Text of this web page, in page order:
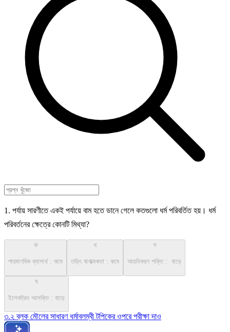
1. পর্যায় সারণীতে একই পর্যায়ে বাম হতে ডানে গেলে কতগুলো ধর্ম পরিবর্তিত হয়। ধর্ম
পরিবর্তনের ক্ষেত্রে কোনটি মিথ্যা?
ক
পারমাণবিক ব্যাসার্ধ : কমে
খ
তড়িৎ ঋণাত্মকতা : কমে
গ
আয়নিকরণ শক্তি : বাড়ে
ঘ
ইলেকট্রন আসক্তি : বাড়ে
৩.২ ব্লক মৌলের সাধারণ ধর্মাবলম্বী টপিকের ওপরে পরীক্ষা দাও